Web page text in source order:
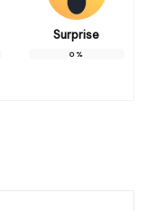
Surprise
0%